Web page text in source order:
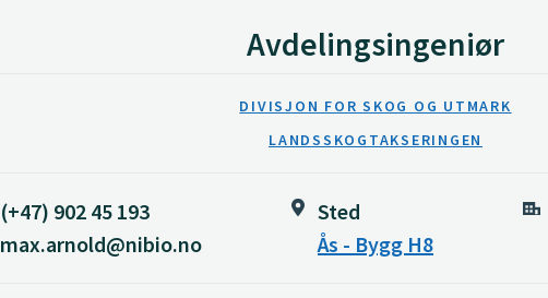
Avdelingsingeniør
DIVISJON FOR SKOG OG UTMARK
LANDSSKOGTAKSERINGEN
(+47) 902 45 193
max.arnold@nibio.no
Sted
Ås - Bygg H8